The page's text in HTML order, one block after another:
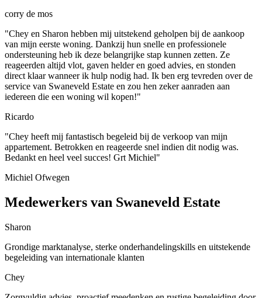
corry de mos
"Chey en Sharon hebben mij uitstekend geholpen bij de aankoop
van mijn eerste woning. Dankzij hun snelle en professionele
ondersteuning heb ik deze belangrijke stap kunnen zetten. Ze
reageerden altijd vlot, gaven helder en goed advies, en stonden
direct klaar wanneer ik hulp nodig had. Ik ben erg tevreden over de
service van Swaneveld Estate en zou hen zeker aanraden aan
iedereen die een woning wil kopen!"
Ricardo
"Chey heeft mij fantastisch begeleid bij de verkoop van mijn
appartement. Betrokken en reageerde snel indien dit nodig was.
Bedankt en heel veel succes! Grt Michiel"
Michiel Ofwegen
Medewerkers van Swaneveld Estate
Sharon
Grondige marktanalyse, sterke onderhandelingskills en uitstekende
begeleiding van internationale klanten
Chey